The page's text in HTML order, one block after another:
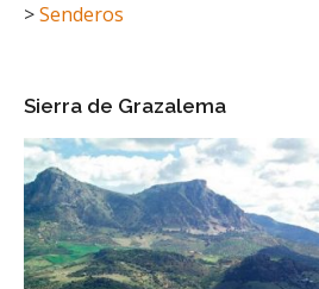
>Senderos
Sierra de Grazalema